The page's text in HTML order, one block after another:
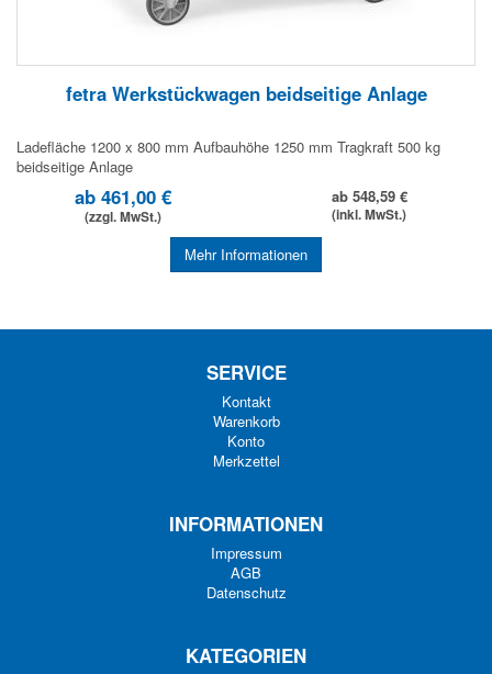
fetra Werkstückwagen beidseitige Anlage
Ladefläche 1200 x 800 mm Aufbauhöhe 1250 mm Tragkraft 500 kg
beidseitige Anlage
ab 461,00 €
(zzgl. MwSt.)
ab 548,59 €
(inkl. MwSt.)
Mehr Informationen
SERVICE
Kontakt
Warenkorb
Konto
Merkzettel
INFORMATIONEN
Impressum
AGB
Datenschutz
KATEGORIEN